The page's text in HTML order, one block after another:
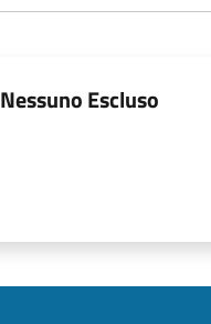
Nessuno Escluso